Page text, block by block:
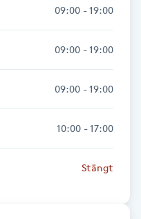
09:00 - 19:00
09:00 - 19:00
09:00 - 19:00
10:00 - 17:00
Stängt